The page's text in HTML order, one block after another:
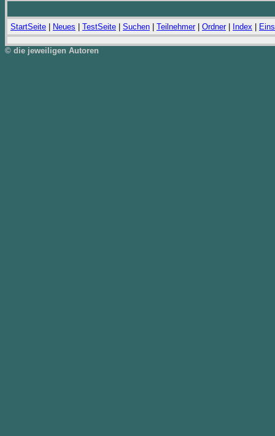
StartSeite Neues TestSeite Suchen Teilnehmer| Ordner| Index
© die jeweiligen Autoren